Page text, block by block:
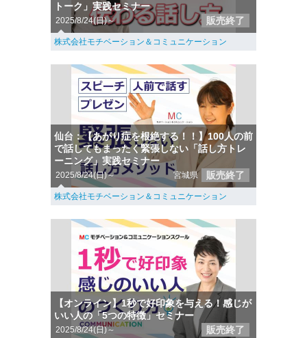
トーク」実践セミナー
2025/8/24(日)～ 販売終了
株式会社モチベーション＆コミュニケーション
仙台：【あがり症を根絶する！！】100人の前
で話してもまったく緊張しない「話し方トレ
ーニング」実践セミナー
2025/8/24(日)～ 宮城県 販売終了
株式会社モチベーション＆コミュニケーション
【オンライン】1秒で好印象を与える！感じが
いい人の「5つの特徴」セミナー
2025/8/24(日)～ 販売終了